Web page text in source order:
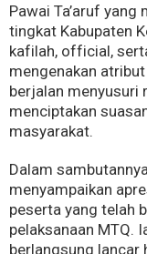
Pawai Ta’aruf
tingkat Kabupaten
kafilah, official,
mengenakan
berjalan menyusuri
menciptakan
masyarakat.
Dalam
menyampaikan
peserta yang telah
pelaksanaan MTQ.
berlangsung lancar